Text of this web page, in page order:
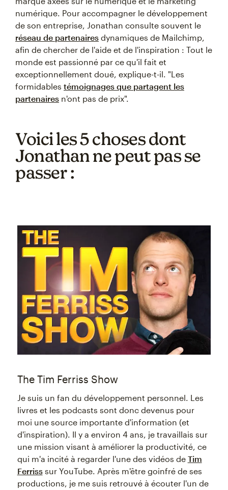
numérique. Pour accompagner le développement
de son entreprise, Jonathan consulte souvent le
réseau de partenaires dynamiques de Mailchimp,
afin de chercher de l'aide et de l'inspiration : Tout le
monde est passionné par ce qu'il fait et
exceptionnellement doué, explique-t-il. "Les
formidables témoignages que partagent les
partenaires n'ont pas de prix".
Voici les 5 choses dont
Jonathan ne peut pas se
passer :
The Tim Ferriss Show
Je suis un fan du développement personnel. Les
livres et les podcasts sont donc devenus pour
moi une source importante d'information (et
d'inspiration). Il y a environ 4 ans, je travaillais sur
une mission visant à améliorer la productivité, ce
qui m'a incité à regarder l'une des vidéos de Tim
Ferrisssur YouTube. Après m'être goinfré de ses
productions, je me suis retrouvé à écouter l'un de